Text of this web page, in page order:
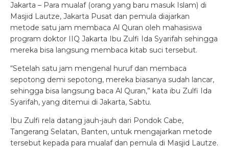
Jakarta – Para mualaf (orang yang baru masuk Islam) di
Masjid Lautze, Jakarta Pusat dan pemula diajarkan
metode satu jam membaca Al Quran oleh mahasiswa
program doktor IIQ Jakarta Ibu Zulfi Ida Syarifah sehingga
mereka bisa langsung membaca kitab suci tersebut.
“Setelah satu jam mengenal huruf dan membaca
sepotong demi sepotong, mereka biasanya sudah lancar,
sehingga bisa langsung baca Al Quran,” kata ibu Zulfi Ida
Syarifah, yang ditemui di Jakarta, Sabtu.
Ibu Zulfi rela datang jauh-jauh dari Pondok Cabe,
Tangerang Selatan, Banten, untuk mengajarkan metode
tersebut kepada para mualaf dan pemula di Masjid Lautze.